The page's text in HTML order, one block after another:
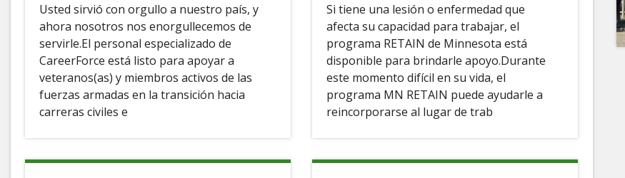
Usted sirvió con orgullo a nuestro país, y
ahora nosotros nos enorgullecemos de
servirle.El personal especializado de
CareerForce está listo para apoyar a
veteranos(as) y miembros activos de las
fuerzas armadas en la transición hacia
carreras civiles e
Si tiene una lesión o enfermedad que
afecta su capacidad para trabajar, el
programa RETAIN de Minnesota está
disponible para brindarle apoyo.Durante
este momento difícil en su vida, el
programa MN RETAIN puede ayudarle a
reincorporarse al lugar de trab